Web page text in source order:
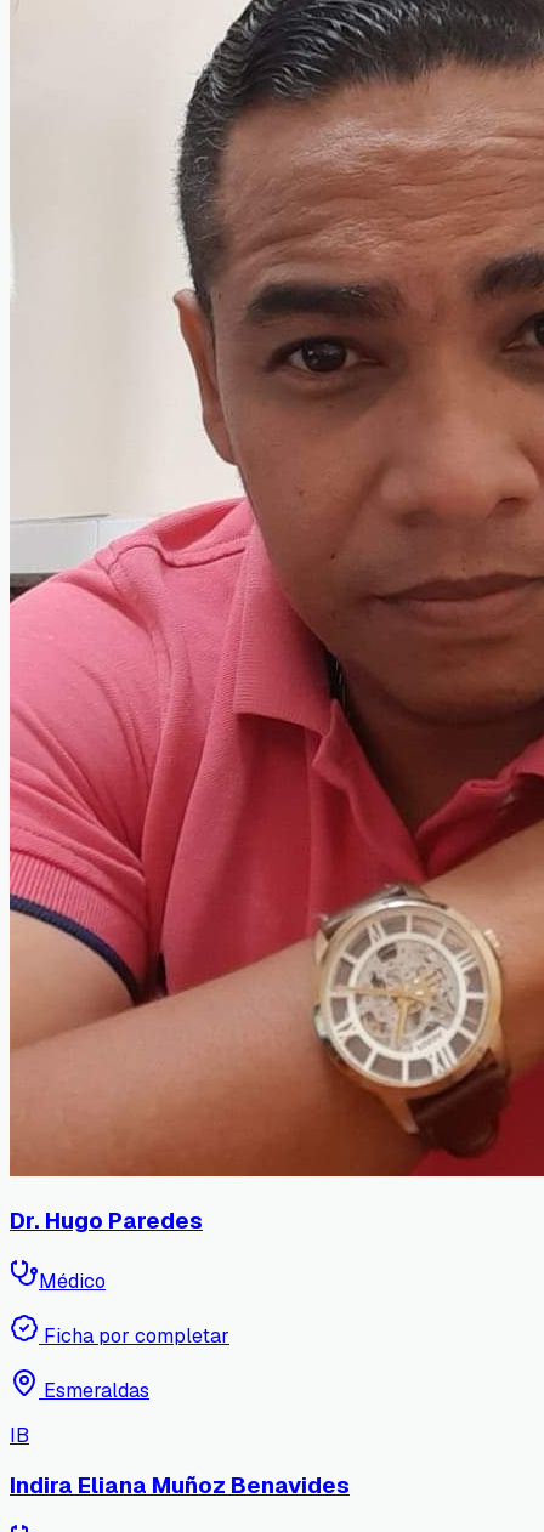
Dr. Hugo Paredes
Médico
Ficha por completar
Esmeraldas
IB
Indira Eliana Muñoz Benavides